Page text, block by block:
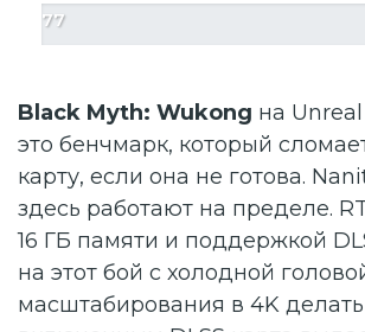
77
Black Myth: Wukong на
это бенчмарк, который
карту, если она не готова.
здесь работают на пределе.
16 ГБ памяти и поддержкой
на этот бой с холодной
масштабирования в 4K делать